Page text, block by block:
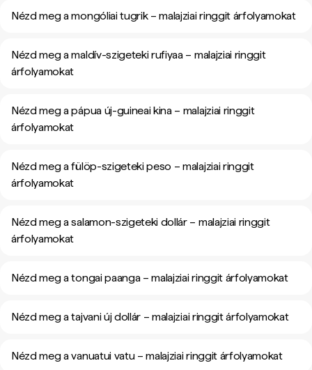
Nézd meg a mongóliai tugrik – malajziai ringgit árfolyamokat
Nézd meg a maldív-szigeteki rufiyaa – malajziai ringgit
árfolyamokat
Nézd meg a pápua új-guineai kina – malajziai ringgit
árfolyamokat
Nézd meg a fülöp-szigeteki peso – malajziai ringgit
árfolyamokat
Nézd meg a salamon-szigeteki dollár – malajziai ringgit
árfolyamokat
Nézd meg a tongai paanga – malajziai ringgit árfolyamokat
Nézd meg a tajvani új dollár – malajziai ringgit árfolyamokat
Nézd meg a vanuatui vatu – malajziai ringgit árfolyamokat